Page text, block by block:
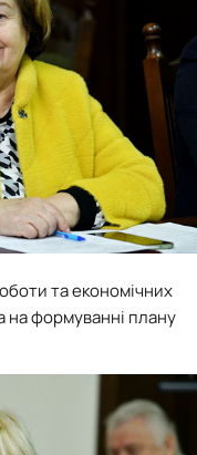
та економічних
на формуванні плану